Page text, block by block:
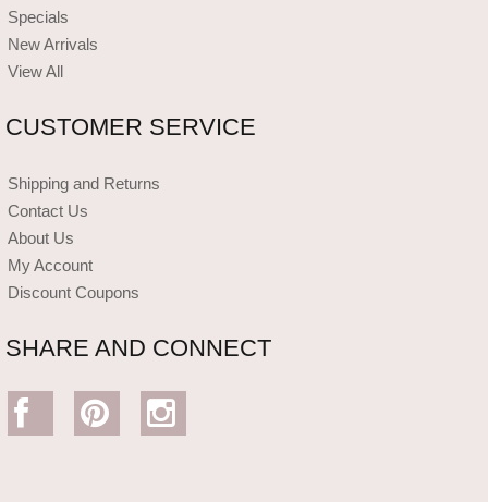
Specials
New Arrivals
View All
CUSTOMER SERVICE
Shipping and Returns
Contact Us
About Us
My Account
Discount Coupons
SHARE AND CONNECT